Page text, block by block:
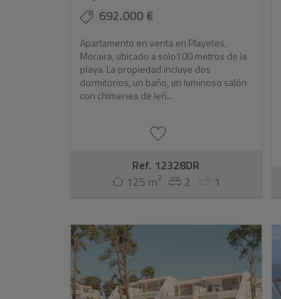
692.000 €
Apartamento en venta en Playetes,
Moraira, ubicado a solo100 metros de la
playa. La propiedad incluye dos
dormitorios, un baño, un luminoso salón
con chimenea de leñ...
Ref. 12328DR
125 m2 2 1